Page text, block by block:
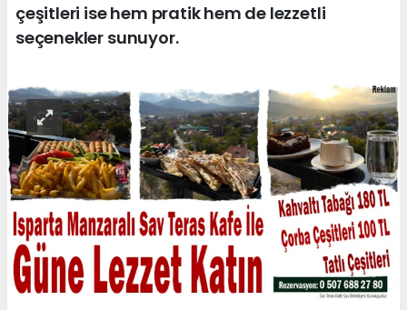
çeşitleri ise hem pratik hem de lezzetli
seçenekler sunuyor.